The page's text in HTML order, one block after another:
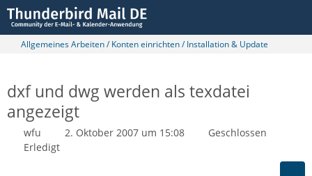
Allgemeines Arbeiten / Konten einrichten / Installation & Update
dxf und dwg werden als texdatei
angezeigt
wfu 2. Oktober 2007 um 15:08
Geschlossen
Erledigt